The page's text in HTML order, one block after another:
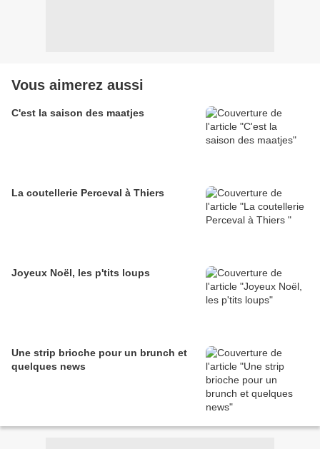
Vous aimerez aussi
C'est la saison des maatjes
La coutellerie Perceval à Thiers
Joyeux Noël, les p'tits loups
Une strip brioche pour un brunch et
quelques news